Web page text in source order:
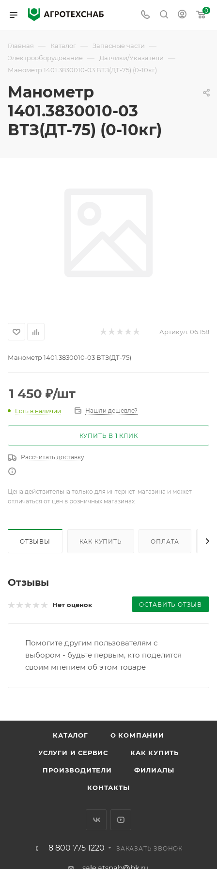
0
Главная — Каталог — Запасные части —
Электрооборудование — Датчики/Указатели —
Манометр 1401.3830010-03 ВТЗ(ДТ-75) (0-10кг)
Манометр
1401.3830010-03
ВТЗ(ДТ-75) (0-10кг)
Артикул: 06.158
Манометр 1401.3830010-03 ВТЗ(ДТ-75)
1 450 ₽/шт
Есть в наличии Нашли дешевле?
КУПИТЬ В 1 КЛИК
Рассчитать доставку
Цена действительна только для интернет-магазина и может
отличаться от цен в розничных магазинах
ОТЗЫВЫ КАК КУПИТЬ ОПЛАТА
Отзывы
Нет оценок ОСТАВИТЬ ОТЗЫВ
Помогите другим пользователям с
выбором - будьте первым, кто поделится
своим мнением об этом товаре
КАТАЛОГ О КОМПАНИИ
УСЛУГИ И СЕРВИС КАК КУПИТЬ
ПРОИЗВОДИТЕЛИ ФИЛИАЛЫ
КОНТАКТЫ
8 800 775 1220 ЗАКАЗАТЬ ЗВОНОК